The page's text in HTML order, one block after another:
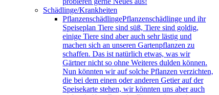
Schädlinge/Krankheiten
PflanzenschädlingePflanzenschädlinge und ihr
Speiseplan Tiere sind süß, Tiere sind goldig,
einige Tiere sind aber auch sehr lästig und
machen sich an unseren Gartenpflanzen zu
schaffen. Das ist natürlich etwas, was wir
Gärtner nicht so ohne Weiteres dulden können.
Nun könnten wir auf solche Pflanzen verzichten,
die bei dem einen oder anderen Getier auf der
Speisekarte stehen, wir könnten uns aber auch